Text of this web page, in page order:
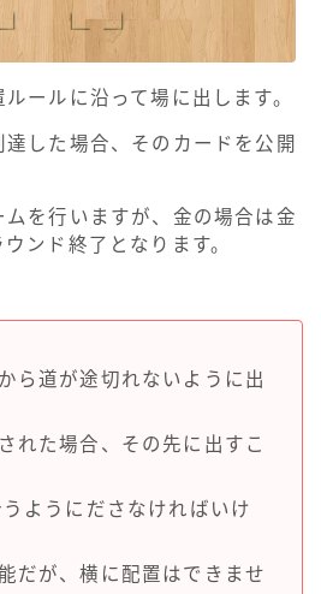
ールに沿って場に出します。
した場合、そのカードを公開
を行いますが、金の場合は金
ンド終了となります。
ら道が途切れないように出
れた場合、その先に出すこ
ようにださなければいけ
だが、横に配置はできませ